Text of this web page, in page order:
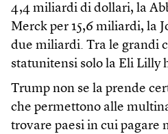
4,4 miliardi di dollari, la
Merck per 15,6 miliardi, la
due miliardi. Tra le grandi
statunitensi solo la Eli Lilly
Trump non se la prende
che permettono alle
trovare paesi in cui pagare